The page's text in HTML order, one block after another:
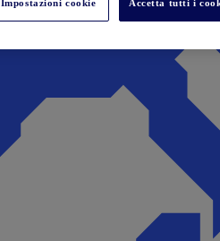
Impostazioni cookie Accetta tutti i